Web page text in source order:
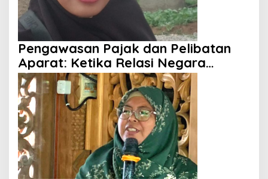
Pengawasan Pajak dan Pelibatan
Aparat: Ketika Relasi Negara
dengan Rakyat Dipertanyakan